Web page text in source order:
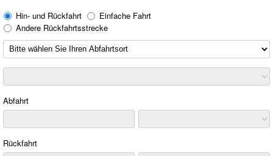
Hin- und Rückfahrt
Einfache Fahrt
Andere Rückfahrtsstrecke
Abfahrt
Rückfahrt